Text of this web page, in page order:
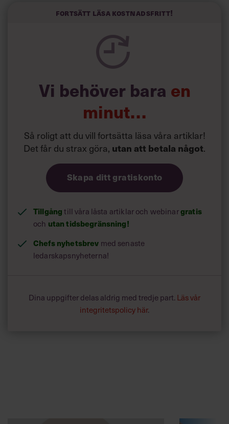
och höjt arbetsglädjen på Google:
Fortsätt läsa kostnadsfritt!
Vi behöver bara en
minut…
Så roligt att du vill fortsätta läsa våra artiklar!
Det får du strax göra, utan att betala något.
Skapa ditt gratiskonto
Tillgångtill våra låsta artiklar och webinargratis
och utan tidsbegränsning!
Chefs nyhetsbrev med senaste
ledarskapsnyheterna!
Dina uppgifter delas aldrig med tredje part. Läs vår
integritetspolicy här.